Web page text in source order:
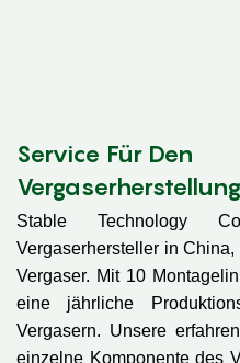
Service Für Den
Stable Technology
Vergaserhersteller in
Vergaser. Mit 10
eine jährliche
Vergasern. Unsere
einzelne Komponente des